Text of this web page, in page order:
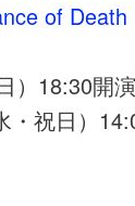
of
）18:30開
14:00